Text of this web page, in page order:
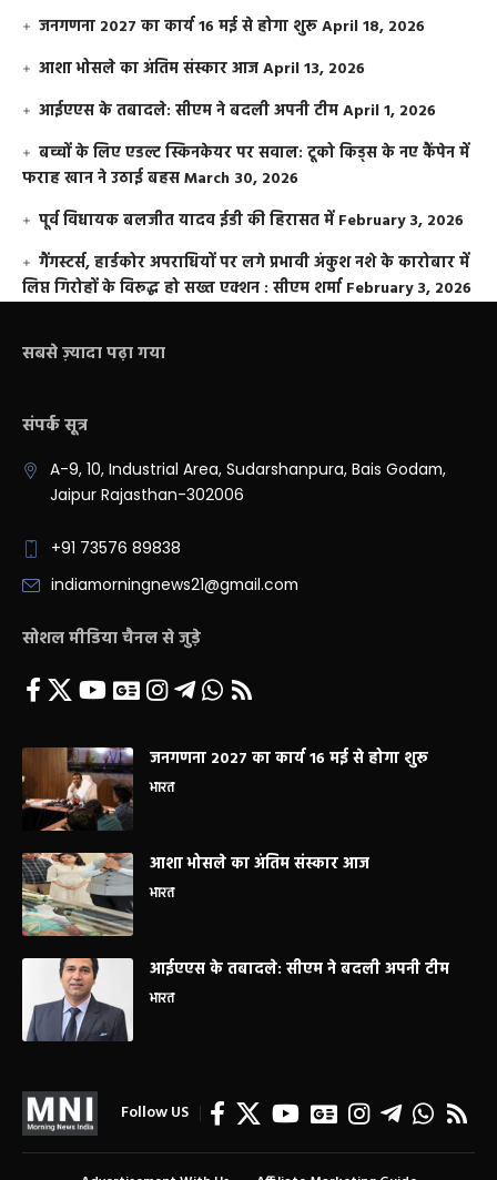
जनगणना 2027 का कार्य 16 मई से होगा शुरूApril 18, 2026
आशा भोसले का अंतिम संस्कार आजApril 13, 2026
आईएएस के तबादले: सीएम ने बदली अपनी टीमApril 1, 2026
बच्चों के लिए एडल्ट स्किनकेयर पर सवाल: टूको किड्स के नए कैंपेन में
फराह खान ने उठाई बहसMarch 30, 2026
पूर्व विधायक बलजीत यादव ईडी की हिरासत में February 3, 2026
गैंगस्टर्स, हार्डकोर अपराधियों पर लगे प्रभावी अंकुश नशे के कारोबार में
लिप्त गिरोहों के विरूद्ध हो सख्त एक्शन : सीएम शर्मा February 3, 2026
सबसे ज़्यादा पढ़ा गया
संपर्क सूत्र
A-9, 10, Industrial Area, Sudarshanpura, Bais Godam,
Jaipur Rajasthan-302006
+91 73576 89838
indiamorningnews21@gmail.com
सोशल मीडिया चैनल से जुड़े
जनगणना 2027 का कार्य 16 मई से होगा शुरू
भारत
आशा भोसले का अंतिम संस्कार आज
भारत
आईएएस के तबादले: सीएम ने बदली अपनी टीम
भारत
Follow US